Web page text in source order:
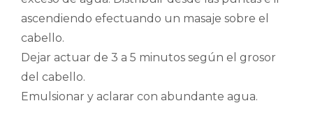
ascendiendo efectuando un masaje sobre el
cabello.
Dejar actuar de 3 a 5 minutos según el grosor
del cabello.
Emulsionar y aclarar con abundante agua.